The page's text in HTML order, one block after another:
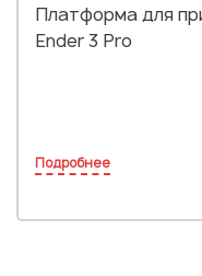
Платформа для
Ender 3 Pro
Подробнее